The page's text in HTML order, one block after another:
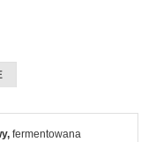
fermentowana